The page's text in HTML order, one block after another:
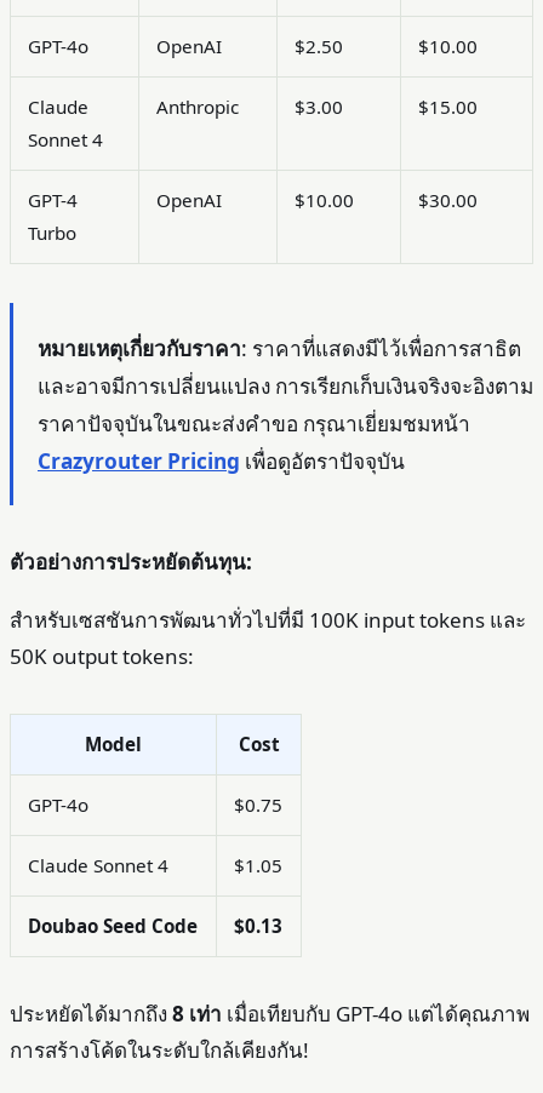
GPT-4o OpenAI $2.50 $10.00
Claude
Sonnet 4
Anthropic $3.00 $15.00
GPT-4
Turbo
OpenAI $10.00 $30.00
หมายเหตุเกี่ยวกับราคา: ราคาที่แสดงมีไว้เพื่อการสาธิต
และอาจมีการเปลี่ยนแปลง การเรียกเก็บเงินจริงจะอิงตาม
ราคาปัจจุบันในขณะส่งคำขอ กรุณาเยี่ยมชมหน้า
Crazyrouter Pricing เพื่อดูอัตราปัจจุบัน
ตัวอย่างการประหยัดต้นทุน:
สำหรับเซสชันการพัฒนาทั่วไปที่มี 100K input tokens และ
50K output tokens:
Model Cost
GPT-4o $0.75
Claude Sonnet 4 $1.05
Doubao Seed Code $0.13
ประหยัดได้มากถึง 8 เท่า เมื่อเทียบกับ GPT-4o แต่ได้คุณภาพ
การสร้างโค้ดในระดับใกล้เคียงกัน!